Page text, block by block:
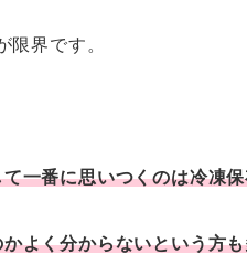
限界です。
一番に思いつくのは冷凍
よく分からないという方